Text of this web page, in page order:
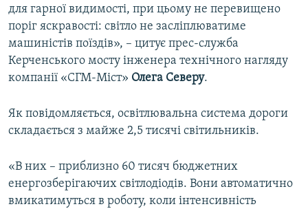
для гарної видимості, при цьому не перевищено
поріг яскравості: світло не засліплюватиме
машиністів поїздів», – цитує прес-служба
Керченського мосту інженера технічного нагляду
компанії «СГМ-Міст» Олега Северу.
Як повідомляється, освітлювальна система дороги
складається з майже 2,5 тисячі світильників.
«В них – приблизно 60 тисяч бюджетних
енергозберігаючих світлодіодів. Вони автоматично
вмикатимуться в роботу, коли інтенсивність